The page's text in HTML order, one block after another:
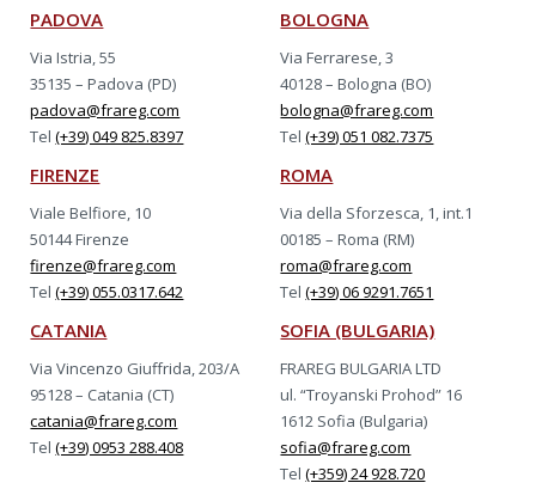
PADOVA
Via Istria, 55
35135 – Padova (PD)
padova@frareg.com
Tel(+39) 049 825.8397
BOLOGNA
Via Ferrarese, 3
40128 – Bologna (BO)
bologna@frareg.com
Tel(+39) 051 082.7375
FIRENZE
Viale Belfiore, 10
50144 Firenze
firenze@frareg.com
Tel(+39) 055.0317.642
ROMA
Via della Sforzesca, 1, int.1
00185 – Roma (RM)
roma@frareg.com
Tel(+39) 06 9291.7651
CATANIA
Via Vincenzo Giuffrida, 203/A
95128 – Catania (CT)
catania@frareg.com
Tel(+39) 0953 288.408
SOFIA (BULGARIA)
FRAREG BULGARIA LTD
ul. “Troyanski Prohod” 16
1612 Sofia (Bulgaria)
sofia@frareg.com
Tel(+359) 24 928.720